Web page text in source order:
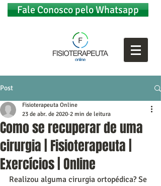
Fale Conosco pelo Whatsapp
Post
Como se recuperar de uma
cirurgia | Fisioterapeuta |
Exercícios | Online
Fisioterapeuta Online
23 de abr. de 2020 2 min de leitura
Realizou alguma cirurgia ortopédica? Se